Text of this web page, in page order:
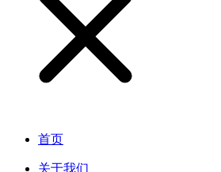
首页
关于我们